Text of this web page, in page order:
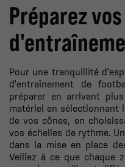
Préparez
Pour une tranquillité
d'entraînement de
préparer en arrivant
matériel en sélectionnant
de vos cônes, en
vos échelles de rythme.
dans la mise en place
Veillez à ce que chaque